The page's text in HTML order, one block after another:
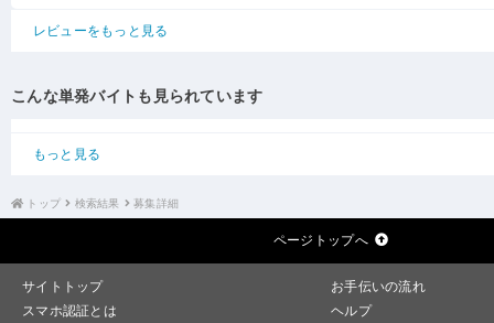
レビューをもっと見る
こんな単発バイトも見られています
もっと見る
トップ 検索結果 募集詳細
ページトップへ
サイトトップ
お手伝いの流れ
スマホ認証とは
ヘルプ